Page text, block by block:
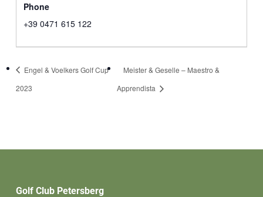
Phone
+39 0471 615 122
Engel & Voelkers Golf Cup
2023
Meister & Geselle – Maestro &
Apprendista
Golf Club Petersberg